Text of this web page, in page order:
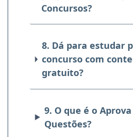
Concursos?
8. Dá para estudar
concurso com
gratuito?
9. O que é o Aprova
Questões?